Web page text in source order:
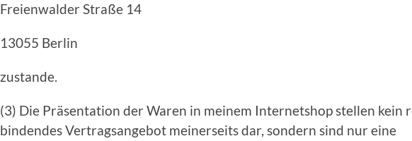
Freienwalder Straße 14
13055 Berlin
zustande.
(3) Die Präsentation der Waren in meinem Internetshop stellen kein
bindendes Vertragsangebot meinerseits dar, sondern sind nur eine